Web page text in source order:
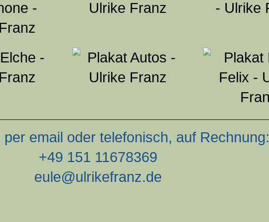
per email oder telefonisch, auf Rechnung:
+49 151 11678369
eule@ulrikefranz.de